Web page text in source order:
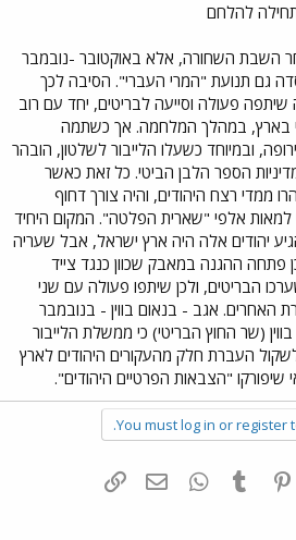
להלחם
השבת השחורה, אלא באוקטובר -נובמבר
נוסדה גם תנועת "המרי העברי". הסיבה לכך
פעולה וסייעה לבריטים, יחד עם רוב
בארץ, במהלך המלחמה. אך כשתמה
ובמיוחד כשעלו הלייבור לשלטון, הובהר
הספר הלבן הביטי. כל זאת כאשר
ממדי רצח היהודים, והיה צורך דחוף
אלפי "שארית הפלטה". המקום היחיד
יהודים אלה היה ארץ ישראל, אבל שעריה
פתחה ההגנה במאבק שכוון כנגד צייד
הבריטים, ולכן שיתפו פעולה עם שני
האחרים. אגב - בנאום בווין - בנובמבר
בווין (שר החוץ הבריטי) כי ממשלת הלייבור
העברת חלק מהעקורים היהודים לארץ
שיפורקו "הצבאות הפרטיים היהודים".
You must log in or register
Pinterest
Tumblr
WhatsAppדואר אלקטרוני